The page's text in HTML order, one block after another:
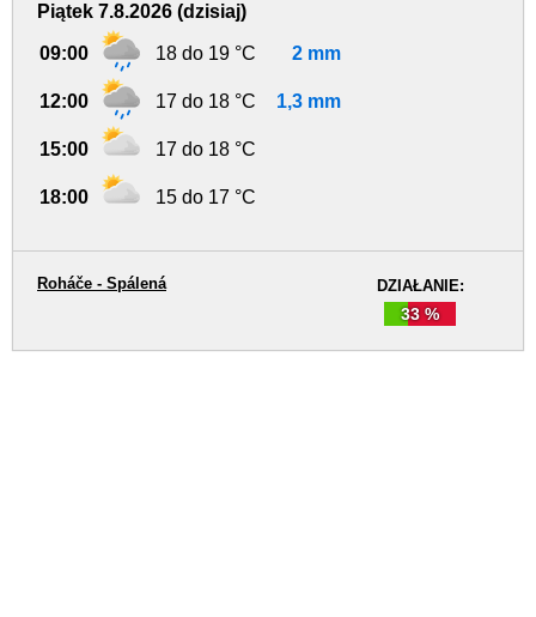
Piątek 7.8.2026 (dzisiaj)
09:00 18 do 19 °C 2 mm
12:00 17 do 18 °C 1,3 mm
15:00 17 do 18 °C
18:00 15 do 17 °C
DZIAŁANIE:
33 %
Roháče - Spálená